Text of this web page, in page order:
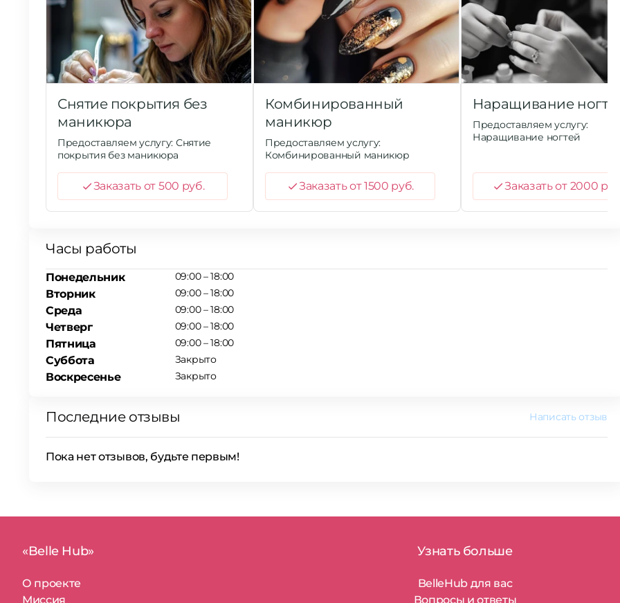
Снятие покрытия без
маникюра
Предоставляем услугу: Снятие
покрытия без маникюра
Заказать от 500 руб.
Комбинированный
маникюр
Предоставляем услугу:
Комбинированный маникюр
Заказать от 1500 руб.
Наращивание ногтей
Предоставляем услугу:
Наращивание ногтей
Заказать от 2000 руб.
Часы работы
Понедельник
Вторник
Среда
Четверг
Пятница
Суббота
Воскресенье
09:00 – 18:00
09:00 – 18:00
09:00 – 18:00
09:00 – 18:00
09:00 – 18:00
Закрыто
Закрыто
Последние отзывы Написать отзыв
Пока нет отзывов, будьте первым!
«Belle Hub»
О проекте
Миссия
Узнать больше
BelleHub для вас
Вопросы и ответы